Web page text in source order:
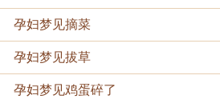
孕妇梦见摘菜
孕妇梦见拔草
孕妇梦见鸡蛋碎了